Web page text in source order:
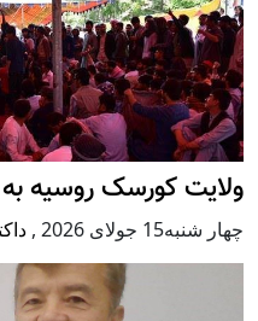
ولایت کورسک روسیه
چهار شنبه15 جولای 2026 ,